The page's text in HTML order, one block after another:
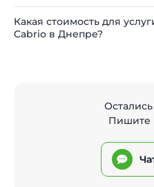
Какая стоимость для
Cabrio в Днепре?
Пишите